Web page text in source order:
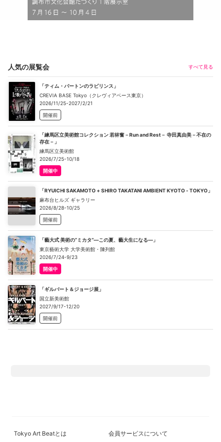
人気の展覧会 すべて見る
「ティム・バートンのラビリンス」
CREVIA BASE Tokyo（クレヴィアベース東京）
2026/11/25-2027/2/21
開催前
「練馬区立美術館コレクション 若林奮－Run and Rest－ 寺田真由美－不在の
存在－」
練馬区立美術館
2026/7/25-10/18
開催中
「RYUICHI SAKAMOTO + SHIRO TAKATANI AMBIENT KYOTO - TOKYO」
麻布台ヒルズ ギャラリー
2026/8/28-10/25
開催前
「藝大式 美術の“ミカタ”―この夏、藝大生になる―」
東京藝術大学 大学美術館・陳列館
2026/7/24-9/23
開催中
「ギルバート＆ジョージ展」
国立新美術館
2027/9/17-12/20
開催前
Tokyo Art Beatとは 会員サービスについて